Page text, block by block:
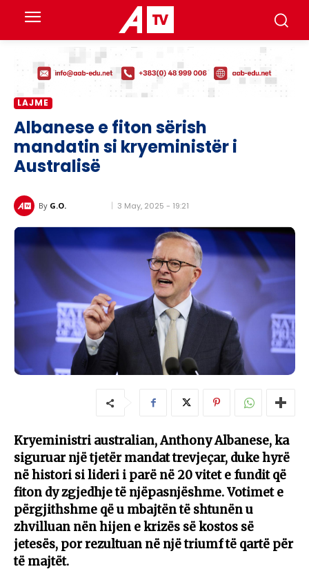
LAJME
Albanese e fiton sërish
mandatin si kryeministër i
Australisë
By G.O. 3 May, 2025 - 19:21
Kryeministri australian, Anthony Albanese, ka
siguruar një tjetër mandat trevjeçar, duke hyrë
në histori si lideri i parë në 20 vitet e fundit që
fiton dy zgjedhje të njëpasnjëshme. Votimet e
përgjithshme që u mbajtën të shtunën u
zhvilluan nën hijen e krizës së kostos së
jetesës, por rezultuan në një triumf të qartë për
të majtët.